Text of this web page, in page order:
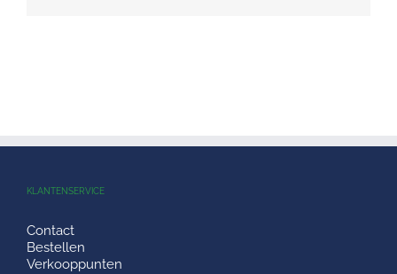
KLANTENSERVICE
Contact
Bestellen
Verkooppunten